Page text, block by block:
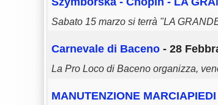
Sabato 15 marzo si terrà "LA
Carnevale di Baceno - 28
La Pro Loco di Baceno organizza,
MANUTENZIONE MARCIAPIEDI